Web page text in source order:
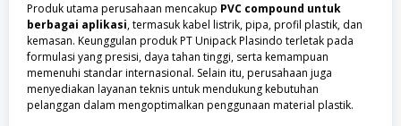
Produk utama perusahaan mencakup PVC compound untuk
berbagai aplikasi, termasuk kabel listrik, pipa, profil plastik, dan
kemasan. Keunggulan produk PT Unipack Plasindo terletak pada
formulasi yang presisi, daya tahan tinggi, serta kemampuan
memenuhi standar internasional. Selain itu, perusahaan juga
menyediakan layanan teknis untuk mendukung kebutuhan
pelanggan dalam mengoptimalkan penggunaan material plastik.